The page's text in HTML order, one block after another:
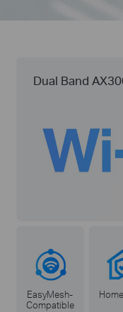
Dual Band
EasyMesh-
Compatible